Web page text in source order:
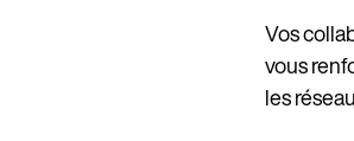
Vos
vous
les